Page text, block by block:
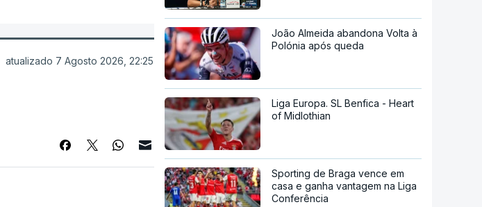
atualizado 7 Agosto 2026, 22:25
João Almeida abandona Volta à
Polónia após queda
Liga Europa. SL Benfica - Heart
of Midlothian
Sporting de Braga vence em
casa e ganha vantagem na Liga
Conferência